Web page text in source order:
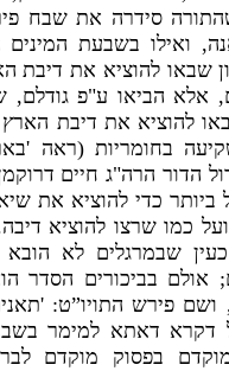
סידרה את שבח
ואילו בשבעת
שבאו להוציא את דיבת
אלא הביאו ע"פ גודלם,
להוציא את דיבת
בחומריות (ראה '
הדור הרה"ג חיים
ביותר כדי להוציא את
כמו שרצו להוציא
כעין שבמרגלים לא
אולם בביכורים הסדר
ושם פירש התויו”ט: '
דקרא דאתא למימר
בפסוק מוקדם